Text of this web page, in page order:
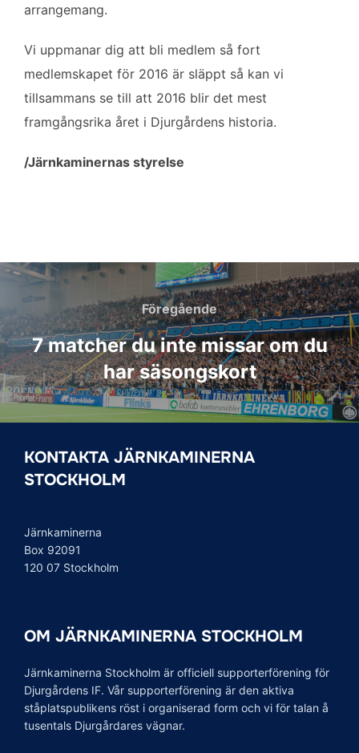
arrangemang.
Vi uppmanar dig att bli medlem så fort
medlemskapet för 2016 är släppt så kan vi
tillsammans se till att 2016 blir det mest
framgångsrika året i Djurgårdens historia.
/Järnkaminernas styrelse
Inläggsnavigering
Föregående
Föregående
7 matcher du inte missar om du
har säsongskort
KONTAKTA JÄRNKAMINERNA
STOCKHOLM
Järnkaminerna
Box 92091
120 07 Stockholm
OM JÄRNKAMINERNA STOCKHOLM
Järnkaminerna Stockholm är officiell supporterförening för
Djurgårdens IF. Vår supporterförening är den aktiva
ståplatspublikens röst i organiserad form och vi för talan å
tusentals Djurgårdares vägnar.